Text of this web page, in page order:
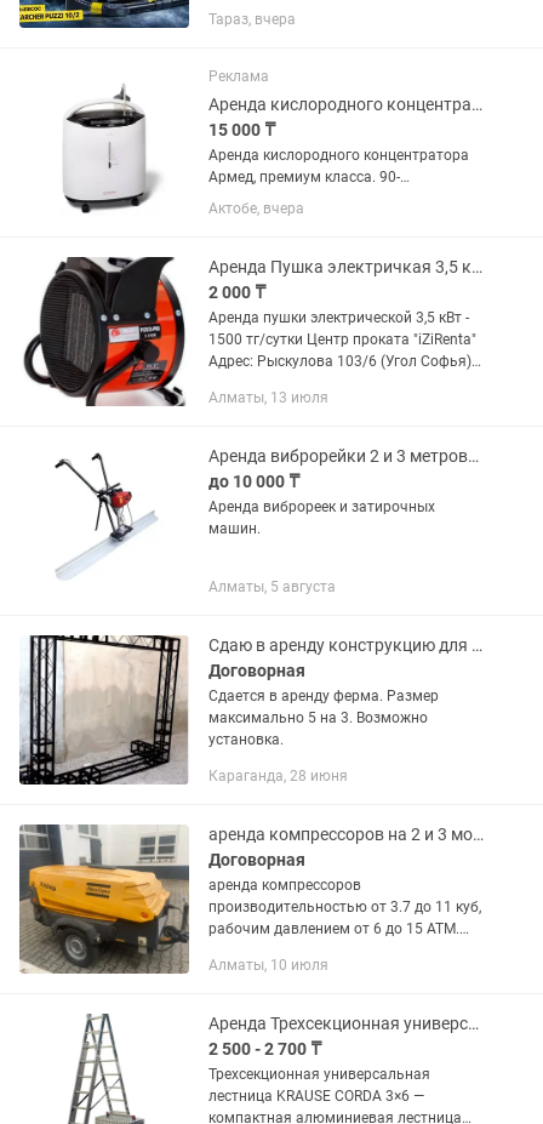
лишней воды и без вреда для
здоровья. Пароочиститель Kärcher SC
бактерий • Без химии —...
Тараз, вчера
Реклама
Аренда кислородного концентратора
15 000 ₸
Аренда кислородного концентратора
Армед, премиум класса. 90-
95%кислорода. 1 неделя-15 000 тг
1сутки - 3500тг (минимум 3 сутки)
Актобе, вчера
Аренда Пушка электричкая 3,5 кВт
2 000 ₸
Аренда пушки электрической 3,5 кВт -
1500 тг/сутки Центр проката "iZiRenta"
Адрес: Рыскулова 103/6 (Угол Софья)
Алматы, 13 июля
Аренда виброрейки 2 и 3 метровая
до 10 000 ₸
Аренда виброреек и затирочных
машин.
Алматы, 5 августа
Сдаю в аренду конструкцию для фотозоны. Размеры максимально до 4 на 3.
Договорная
Сдается в аренду ферма. Размер
максимально 5 на 3. Возможно
установка.
Караганда, 28 июня
аренда компрессоров на 2 и 3 молотка
Договорная
аренда компрессоров
производительностью от 3.7 до 11 куб,
рабочим давлением от 6 до 15 АТМ.
документов с НДС
Алматы, 10 июля
Аренда Трехсекционная универсальная лестница CORDA 3/6
2 500 - 2 700 ₸
Трехсекционная универсальная
лестница KRAUSE CORDA 3×6 —
компактная алюминиевая лестница